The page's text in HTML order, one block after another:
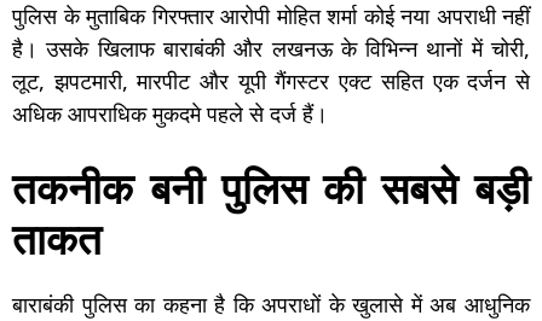
पुलिस के मुताबिक गिरफ्तार आरोपी मोहित शर्मा कोई नया अपराधी नहीं
है। उसके खिलाफ बाराबंकी और लखनऊ के विभिन्न थानों में चोरी,
लूट, झपटमारी, मारपीट और यूपी गैंगस्टर एक्ट सहित एक दर्जन से
अधिक आपराधिक मुकदमे पहले से दर्ज हैं।
तकनीक बनी पुलिस की सबसे बड़ी
ताकत
बाराबंकी पुलिस का कहना है कि अपराधों के खुलासे में अब आधुनिक